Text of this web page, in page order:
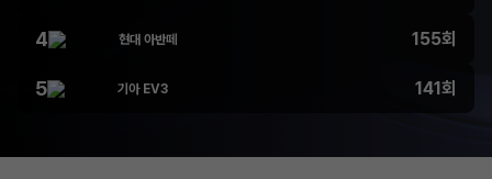
4 현대 아반떼 155회
5 기아 EV3 141회